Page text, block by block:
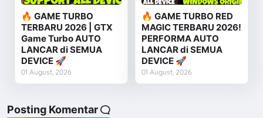
🔥 GAME TURBO
TERBARU 2026 | GTX
Game Turbo AUTO
LANCAR di SEMUA
DEVICE 🚀
01 August, 2026
🔥 GAME TURBO RED
MAGIC TERBARU 2026!
PERFORMA AUTO
LANCAR di SEMUA
DEVICE 🚀
01 August, 2026
Posting Komentar